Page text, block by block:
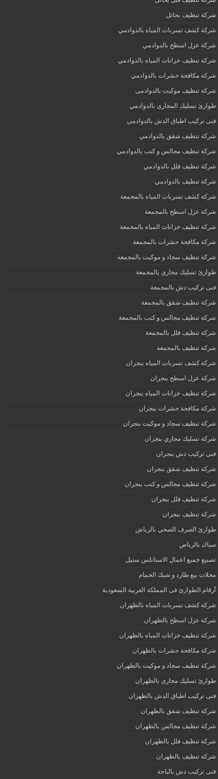
شركة تنظيف بحائل
شركة كشف تسربات المياه بالدوادمي
شركة عزل اسطح بالدوادمي
شركة تنظيف خزانات المياه بالدوادمي
شركة مكافحة حشرات بالدوادمي
شركة تنظيف موكيت بالدوادمى
طوارئ تسليك المجارى بالدوادمي
فنى تركيب اطباق الدش بالدوادمي
شركة تنظيف شقق بالدوادمي
شركة تنظيف مجالس و كنب بالدوادمي
شركة تنظيف فلل بالدوادمي
شركة تنظيف بالدوادمي
شركة كشف تسربات المياه بالمجمعة
شركة عزل اسطح بالمجمعة
شركة تنظيف خزانات المياه بالمجمعة
شركة مكافحة حشرات بالمجمعة
شركة تنظيف سجاد و موكيت بالمجمعة
طوارئ تسليك مجاري بالمجمعة
فنى تركيب دش بالمجمعة
شركة تنظيف شقق بالمجمعة
شركة تنظيف مجالس و كنب بالمجمعة
شركة تنظيف فلل بالمجمعة
شركة تنظيف بالمجمعة
شركة كشف تسربات المياه بنجران
شركة عزل اسطح بنجران
شركة تنظيف خزانات المياه بنجران
شركة مكافحة حشرات بنجران
شركة تنظيف سجاد و موكيت بنجران
شركة تسليك مجاري بنجران
فنى تركيب دش بنجران
شركة تنظيف شقق بنجران
شركة تنظيف مجالس و كنب بنجران
شركة تنظيف فلل بنجران
شركة تنظيف بنجران
طوارئ الصرف الصحي بالرياض
سباك بالرياض
تصنيع جميع اعمال الاستانلس ستيل
محلات بيع طارد و شبك الحمام
أرقام الطوارئ فى المملكة العربية السعودية
شركة كشف تسربات المياه بالظهران
شركة عزل اسطح بالظهران
شركة تنظيف خزانات المياه بالظهران
شركة مكافحة حشرات بالظهران
شركة تنظيف سجاد و موكيت بالظهران
طوارئ تسليك مجارى بالظهران
فنى تركيب اطباق الدش بالظهران
شركة تنظيف شقق بالظهران
شركة تنظيف مجالس بالظهران
شركة تنظيف فلل بالظهران
شركة تنظيف بالظهران
فنى تركيب دش بالباحة